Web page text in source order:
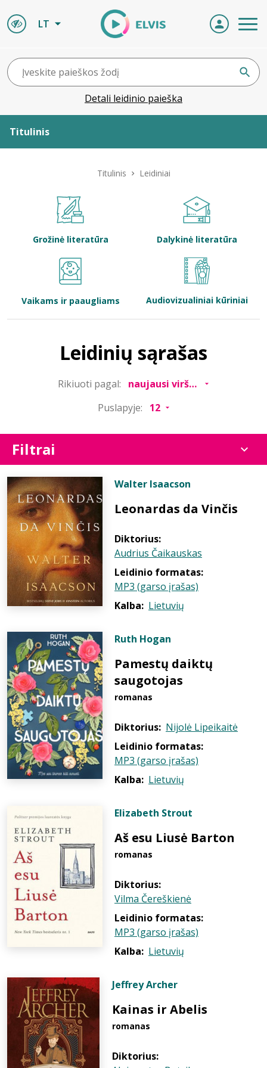
LT
Detali leidinio paieška
Titulinis
Bibliotekoms
Titulinis Leidiniai
Grožinė literatūra Dalykinė literatūra
Vaikams ir paaugliams Audiovizualiniai kūriniai
Leidinių sąrašas
Rikiuoti pagal:
Puslapyje:
Filtrai
Walter Isaacson
Leonardas da Vinčis
Diktorius:
Audrius Čaikauskas
Leidinio formatas:
MP3 (garso įrašas)
Kalba: Lietuvių
Ruth Hogan
Pamestų daiktų
saugotojas
romanas
Diktorius: Nijolė Lipeikaitė
Leidinio formatas:
MP3 (garso įrašas)
Kalba: Lietuvių
Elizabeth Strout
Aš esu Liusė Barton
romanas
Diktorius:
Vilma Čereškienė
Leidinio formatas:
MP3 (garso įrašas)
Kalba: Lietuvių
Jeffrey Archer
Kainas ir Abelis
romanas
Diktorius: